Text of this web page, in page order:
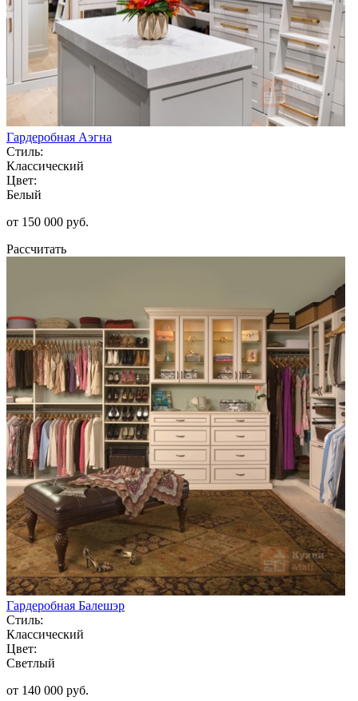
Гардеробная Аэгна
Стиль:
Классический
Цвет:
Белый
от 150 000 руб.
Рассчитать
Гардеробная Балешэр
Стиль:
Классический
Цвет:
Светлый
от 140 000 руб.